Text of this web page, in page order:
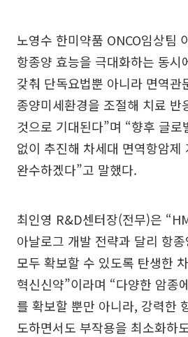
노영수 한미약품 ONCO임상팀
항종양 효능을 극대화하는 동시
갖춰 단독요법뿐 아니라 면역관
종양미세환경을 조절해 치료 반
것으로 기대된다”며 “향후 글로
없이 추진해 차세대 면역항암제
완수하겠다”고 말했다.
최인영 R&D센터장(전무)은
아날로그 개발 전략과 달리 항
모두 확보할 수 있도록 탄생한
혁신신약”이라며 “다양한 암종
를 확보할 뿐만 아니라, 강력한
도하면서도 부작용을 최소화하